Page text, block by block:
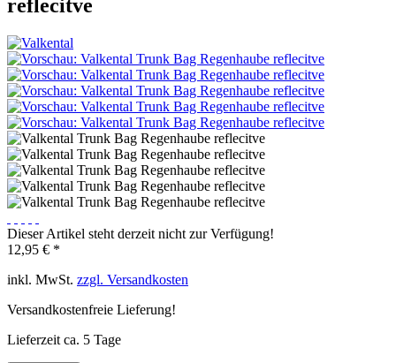
reflecitve
Dieser Artikel steht derzeit nicht zur Verfügung!
12,95 € *
inkl. MwSt. zzgl. Versandkosten
Versandkostenfreie Lieferung!
Lieferzeit ca. 5 Tage